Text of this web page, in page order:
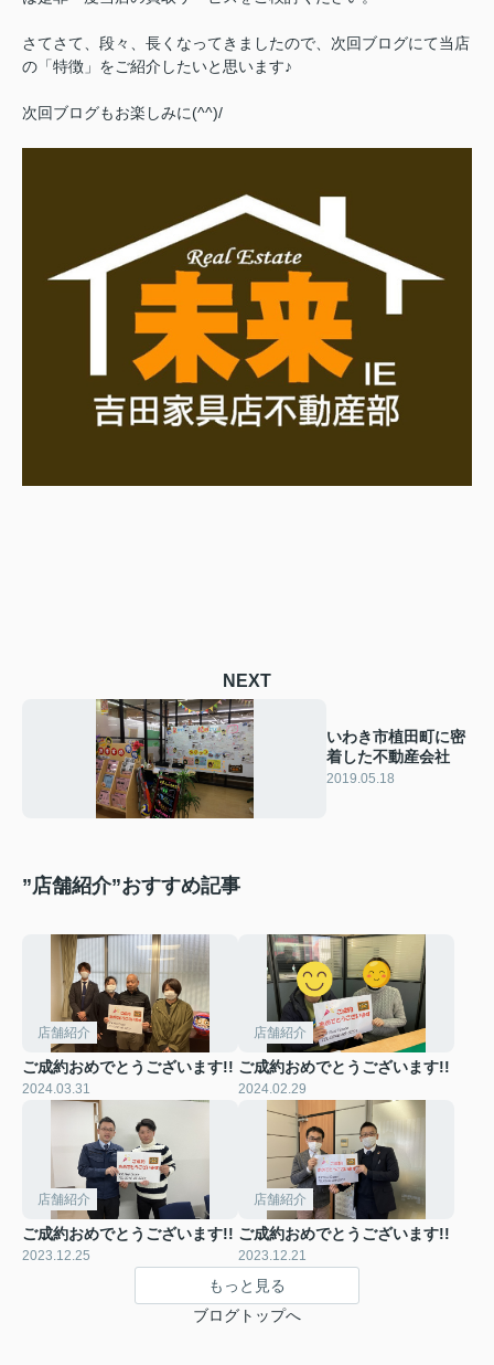
さてさて、段々、長くなってきましたので、次回ブログにて当店
の「特徴」をご紹介したいと思います♪
次回ブログもお楽しみに(^^)/
NEXT
いわき市植田町に密
着した不動産会社
2019.05.18
”店舗紹介”おすすめ記事
店舗紹介
ご成約おめでとうございます!!
2024.03.31
店舗紹介
ご成約おめでとうございます!!
2024.02.29
店舗紹介
ご成約おめでとうございます!!
2023.12.25
店舗紹介
ご成約おめでとうございます!!
2023.12.21
もっと見る
ブログトップへ